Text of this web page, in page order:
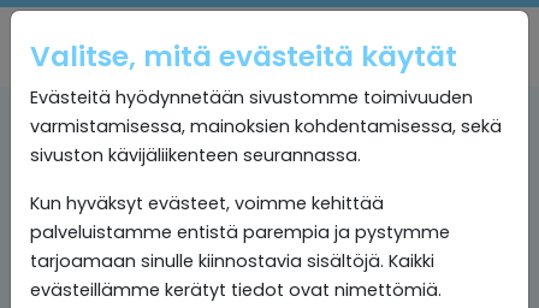
Valitse, mitä evästeitä käytät
Evästeitä hyödynnetään sivustomme toimivuuden
varmistamisessa, mainoksien kohdentamisessa, sekä
sivuston kävijäliikenteen seurannassa.
Kun hyväksyt evästeet, voimme kehittää
palveluistamme entistä parempia ja pystymme
tarjoamaan sinulle kiinnostavia sisältöjä. Kaikki
evästeillämme kerätyt tiedot ovat nimettömiä.